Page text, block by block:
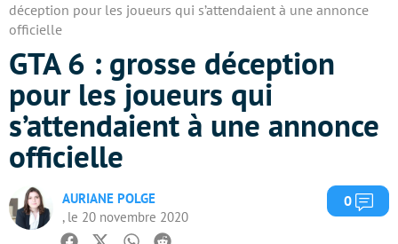
déception pour les joueurs qui s’attendaient à une annonce
officielle
GTA 6 : grosse déception
pour les joueurs qui
s’attendaient à une annonce
officielle
AURIANE POLGE
, le 20 novembre 2020
0